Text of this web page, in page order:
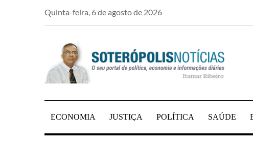
Quinta-feira, 6 de agosto de 2026
SOTERÓPOLIS
PORTAL DE NOTÍCIAS DE SALVADOR E
ECONOMIA JUSTIÇA POLÍTICA SAÚDE